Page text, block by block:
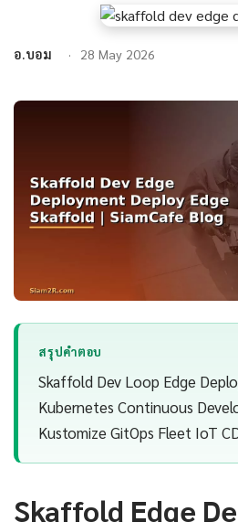
อ.บอม 28 May 2026
สรุปคำตอบ
Skaffold Dev Loop Edge
Kubernetes Continuous
Kustomize GitOps Fleet IoT
Skaffold Edge